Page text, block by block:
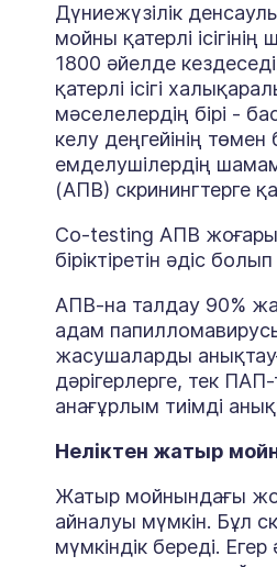
Дүниежүзілік
мойны қатерлі
1800 әйелде
қатерлі ісігі
мәселелердің бірі -
келу деңгейінің
емделушілердің
(АПВ) скринингтерге
Co-testing АПВ жоғары
біріктіретін әдіс
АПВ-на талдау 90%
адам
жасушаларды
дәрігерлерге, тек ПАП-
анағұрлым тиімді
Неліктен жатыр
Жатыр мойнындағы
айналуы мүмкін. Бұл
мүмкіндік береді.